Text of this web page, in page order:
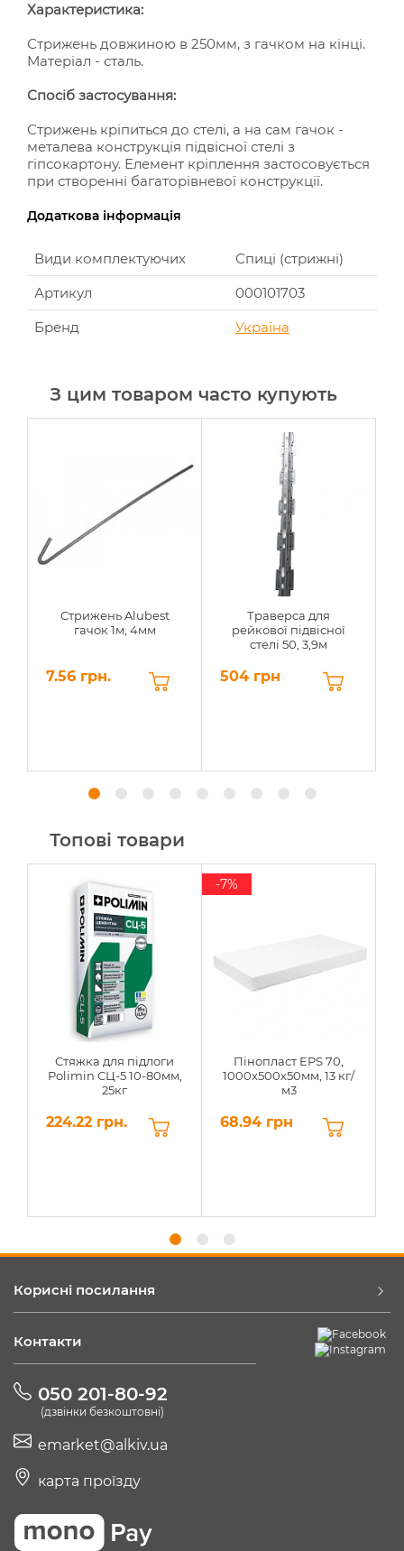
Характеристика:
Стрижень довжиною в 250мм, з гачком на кінці.
Матеріал - сталь.
Спосіб застосування:
Стрижень кріпиться до стелі, а на сам гачок -
металева конструкція підвісної стелі з
гіпсокартону. Елемент кріплення застосовується
при створенні багаторівневої конструкції.
Додаткова інформація
Види комплектуючих
Спиці (стрижні)
Артикул
000101703
Бренд
Україна
З цим товаром часто купують
Стрижень Alubest
гачок 1м, 4мм
7.56 грн.
Траверса для
рейкової підвісної
стелі 50, 3,9м
504 грн
Топові товари
Стяжка для підлоги
Polimin СЦ-5 10-80мм,
25кг
224.22 грн.
Пінопласт EPS 70,
1000х500х50мм, 13 кг/
м3
68.94 грн
-7%
Корисні посилання
Контакти
050 201-80-92
(дзвінки безкоштовні)
emarket@alkiv.ua
карта проїзду